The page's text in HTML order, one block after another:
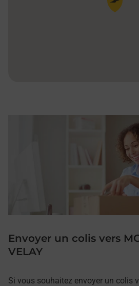
Envoyer un colis vers
VELAY
Si vous souhaitez envoyer un colis